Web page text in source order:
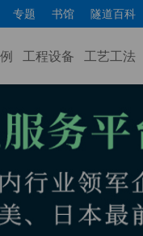
专题 书馆 隧道百科
工程设备 工艺工法